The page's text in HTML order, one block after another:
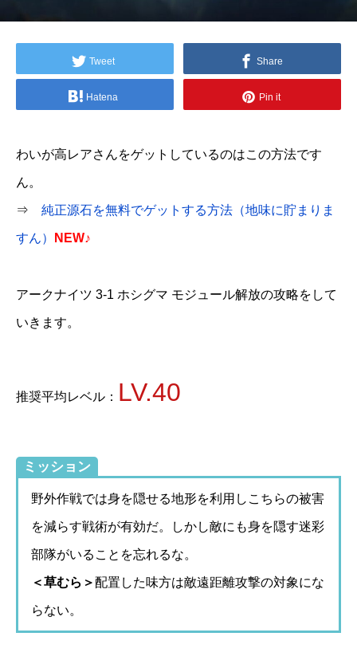
Tweet Share
Hatena Pin it
わいが高レアさんをゲットしているのはこの方法です
ん。
⇒ 純正源石を無料でゲットする方法（地味に貯まりま
すん） NEW♪
アークナイツ 3-1 ホシグマ モジュール解放の攻略をして
いきます。
推奨平均レベル： LV.40
ミッション
野外作戦では身を隠せる地形を利用しこちらの被害
を減らす戦術が有効だ。しかし敵にも身を隠す迷彩
部隊がいることを忘れるな。
＜草むら＞配置した味方は敵遠距離攻撃の対象にな
らない。